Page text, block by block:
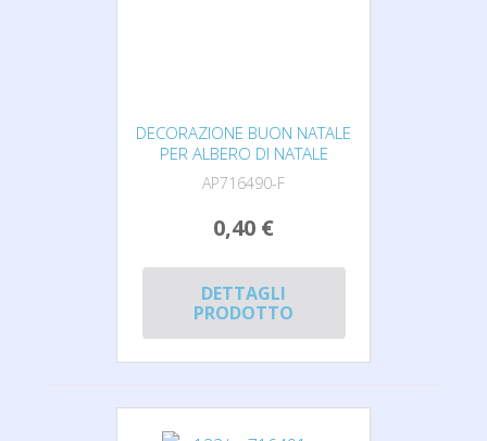
DECORAZIONE BUON NATALE
PER ALBERO DI NATALE
AP716490-F
0,40 €
DETTAGLI
PRODOTTO